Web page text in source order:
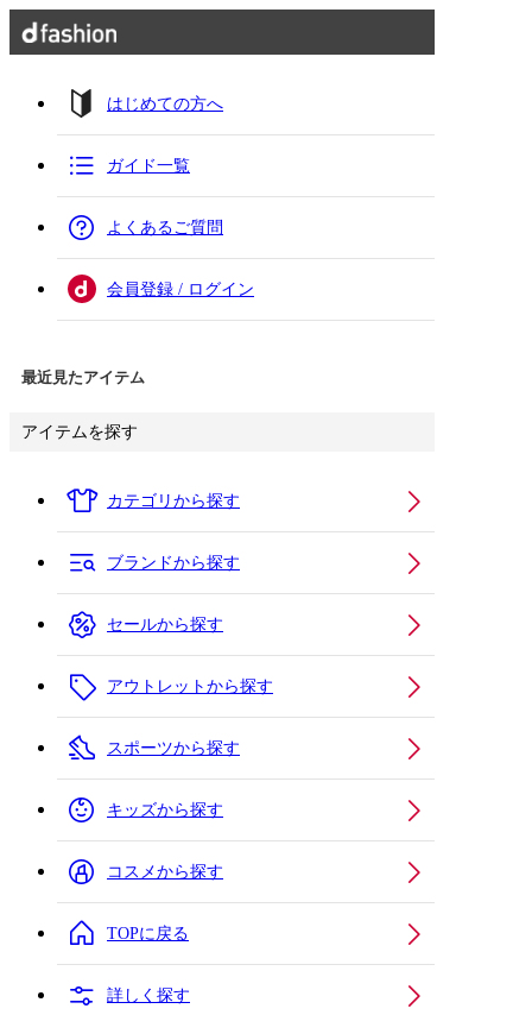
はじめての方へ
ガイド一覧
よくあるご質問
会員登録 / ログイン
最近見たアイテム
アイテムを探す
カテゴリから探す
ブランドから探す
セールから探す
アウトレットから探す
スポーツから探す
キッズから探す
コスメから探す
TOPに戻る
詳しく探す